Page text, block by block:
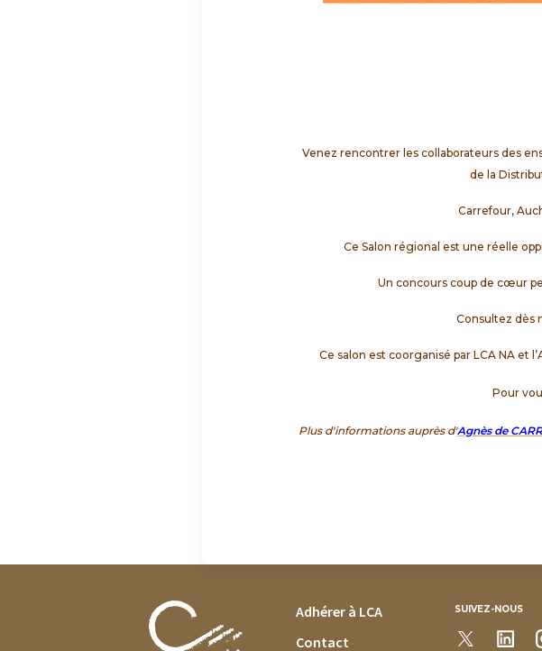
Venez rencontrer les collaborateurs des
de la
Carrefour,
Ce Salon régional est une réelle
Un concours coup de cœur
Consultez dès
Ce salon est coorganisé par LCA NA et
Pour
Plus d'informations auprès d'Agnès de
FOOTER MENU
Adhérer à LCA
Contact
SUIVEZ-NOUS